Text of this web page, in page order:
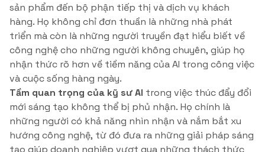
sản phẩm đến bộ phận tiếp thị và dịch vụ khách
hàng. Họ không chỉ đơn thuần là những nhà phát
triển mà còn là những người truyền đạt hiểu biết về
công nghệ cho những người không chuyên, giúp họ
nhận thức rõ hơn về tiềm năng của AI trong công việc
và cuộc sống hàng ngày.
Tầm quan trọng của kỹ sư AI trong việc thúc đẩy đổi
mới sáng tạo không thể bị phủ nhận. Họ chính là
những người có khả năng nhìn nhận và nắm bắt xu
hướng công nghệ, từ đó đưa ra những giải pháp sáng
tạo giúp doanh nghiệp vượt qua những thách thức